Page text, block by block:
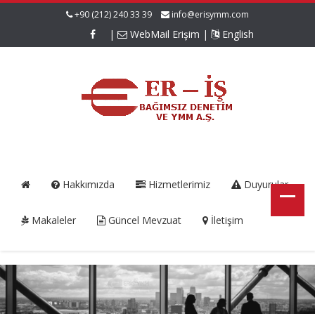
+90 (212) 240 33 39 info@erisymm.com
| WebMail Erişim | English
Hakkımızda Hizmetlerimiz Duyurular
Makaleler Güncel Mevzuat İletişim